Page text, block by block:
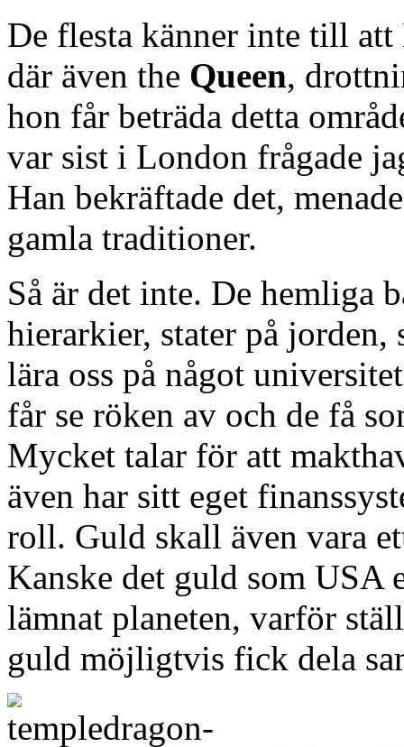
De flesta känner inte till att
där även the Queen,
hon får beträda detta
var sist i London frågade
Han bekräftade det,
gamla traditioner.
Så är det inte. De hemliga
hierarkier, stater på
lära oss på något
får se röken av och de få
Mycket talar för att
även har sitt eget
roll. Guld skall även vara
Kanske det guld som USA
lämnat planeten, varför
guld möjligtvis fick dela